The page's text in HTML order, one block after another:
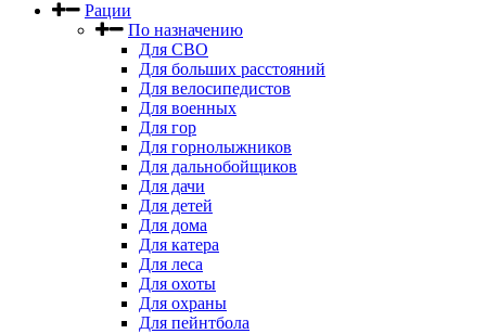
Рации
По назначению
Для СВО
Для больших расстояний
Для велосипедистов
Для военных
Для гор
Для горнолыжников
Для дальнобойщиков
Для дачи
Для детей
Для дома
Для катера
Для леса
Для охоты
Для охраны
Для пейнтбола